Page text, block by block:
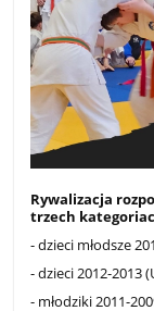
Rywalizacja
trzech
- dzieci młodsze
- dzieci 2012-2013
- młodziki 2011-